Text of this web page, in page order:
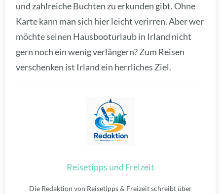
und zahlreiche Buchten zu erkunden gibt. Ohne
Karte kann man sich hier leicht verirren. Aber wer
möchte seinen Hausbooturlaub in Irland nicht
gern noch ein wenig verlängern? Zum Reisen
verschenken ist Irland ein herrliches Ziel.
Reisetipps und Freizeit
Die Redaktion von Reisetipps & Freizeit schreibt über